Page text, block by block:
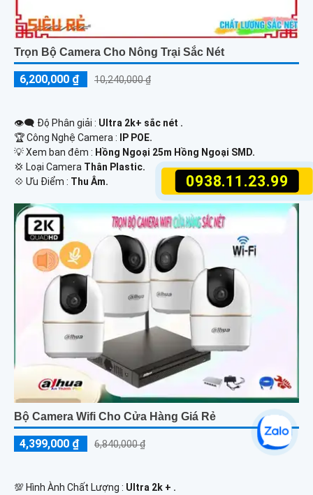
0938.11.23.99
Trọn Bộ Camera Cho Nông Trại Sắc Nét
6,200,000 ₫ 10,240,000 ₫
👁️‍🗨 Độ Phân giải : Ultra 2k+ sắc nét .
🏆 Công Nghệ Camera :
IP POE.
💡 Xem ban đêm : Hồng Ngoại 25m Hồng Ngoại SMD.
💢 Loại Camera Thân Plastic.
️💠 Ưu Điểm : Thu Âm.
Bộ Camera Wifi Cho Cửa Hàng Giá Rẻ
4,399,000 ₫ 6,840,000 ₫
💯 Hình Ành Chất Lượng : Ultra 2k + .